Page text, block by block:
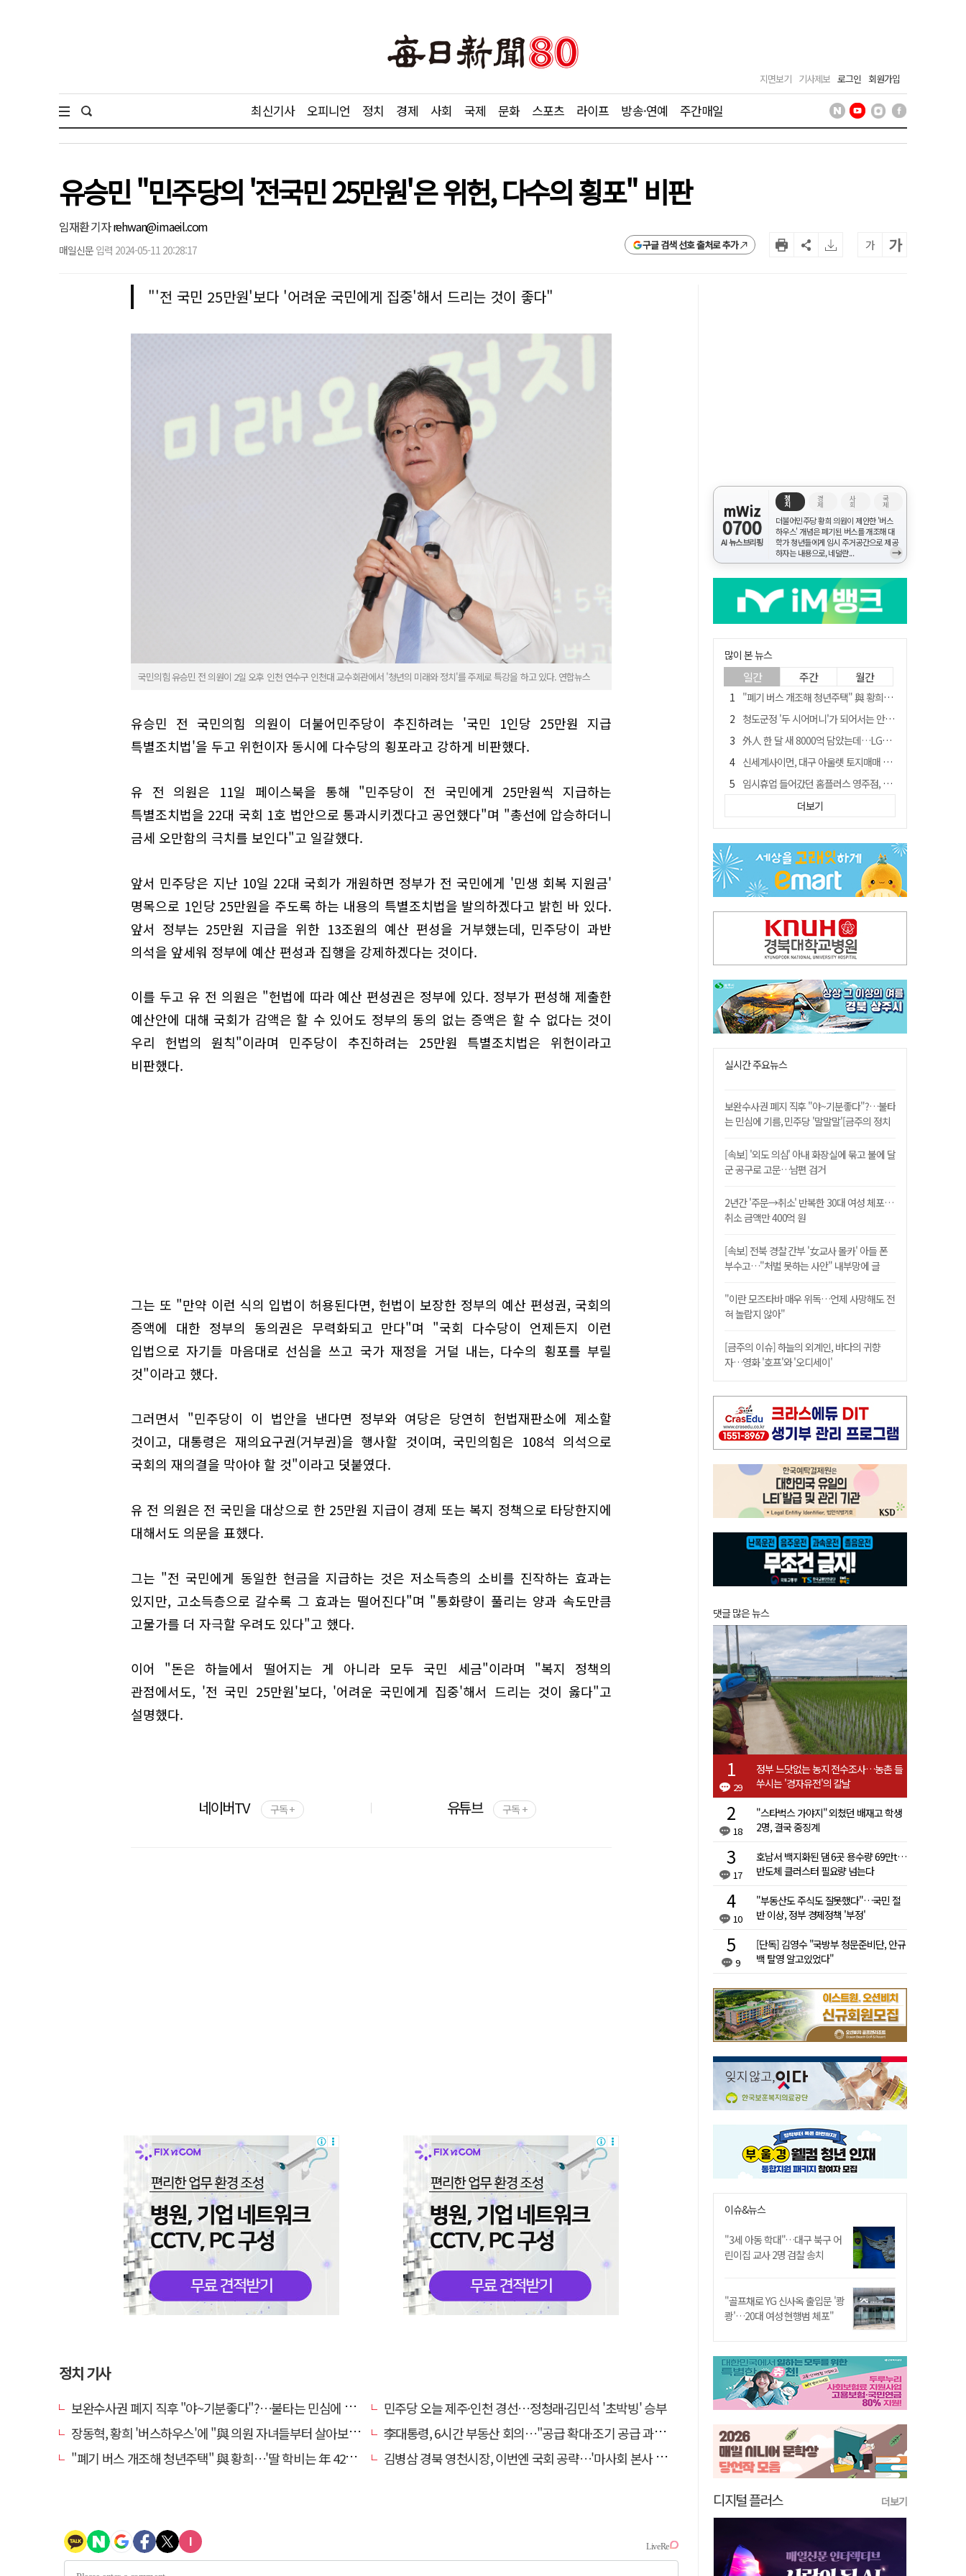
지면보기 기사제보 로그인 회원가입
최신기사 오피니언 정치 경제 사회 국제 문화 스포츠 라이프 방송·연예 주간매일
유승민 "민주당의 '전국민 25만원'은 위헌, 다수의 횡포" 비판
임재환 기자rehwan@imaeil.com
매일신문 입력 2024-05-11 20:28:17 구글 검색 선호 출처로 추가 가 가
"'전 국민 25만원'보다 '어려운 국민에게 집중'해서 드리는 것이 좋다"
국민의힘 유승민 전 의원이 2일 오후 인천 연수구 인천대 교수회관에서 '청년의 미래와 정치'를 주제로 특강을 하고 있다. 연합뉴스
유승민 전 국민의힘 의원이 더불어민주당이 추진하려는 '국민 1인당 25만원 지급
특별조치법'을 두고 위헌이자 동시에 다수당의 횡포라고 강하게 비판했다.
유 전 의원은 11일 페이스북을 통해 "민주당이 전 국민에게 25만원씩 지급하는
특별조치법을 22대 국회 1호 법안으로 통과시키겠다고 공언했다"며 "총선에 압승하더니
금세 오만함의 극치를 보인다"고 일갈했다.
앞서 민주당은 지난 10일 22대 국회가 개원하면 정부가 전 국민에게 '민생 회복 지원금'
명목으로 1인당 25만원을 주도록 하는 내용의 특별조치법을 발의하겠다고 밝힌 바 있다.
앞서 정부는 25만원 지급을 위한 13조원의 예산 편성을 거부했는데, 민주당이 과반
의석을 앞세워 정부에 예산 편성과 집행을 강제하겠다는 것이다.
이를 두고 유 전 의원은 "헌법에 따라 예산 편성권은 정부에 있다. 정부가 편성해 제출한
예산안에 대해 국회가 감액은 할 수 있어도 정부의 동의 없는 증액은 할 수 없다는 것이
우리 헌법의 원칙"이라며 민주당이 추진하려는 25만원 특별조치법은 위헌이라고
비판했다.
그는 또 "만약 이런 식의 입법이 허용된다면, 헌법이 보장한 정부의 예산 편성권, 국회의
증액에 대한 정부의 동의권은 무력화되고 만다"며 "국회 다수당이 언제든지 이런
입법으로 자기들 마음대로 선심을 쓰고 국가 재정을 거덜 내는, 다수의 횡포를 부릴
것"이라고 했다.
그러면서 "민주당이 이 법안을 낸다면 정부와 여당은 당연히 헌법재판소에 제소할
것이고, 대통령은 재의요구권(거부권)을 행사할 것이며, 국민의힘은 108석 의석으로
국회의 재의결을 막아야 할 것"이라고 덧붙였다.
유 전 의원은 전 국민을 대상으로 한 25만원 지급이 경제 또는 복지 정책으로 타당한지에
대해서도 의문을 표했다.
그는 "전 국민에게 동일한 현금을 지급하는 것은 저소득층의 소비를 진작하는 효과는
있지만, 고소득층으로 갈수록 그 효과는 떨어진다"며 "통화량이 풀리는 양과 속도만큼
고물가를 더 자극할 우려도 있다"고 했다.
이어 "돈은 하늘에서 떨어지는 게 아니라 모두 국민 세금"이라며 "복지 정책의
관점에서도, '전 국민 25만원'보다, '어려운 국민에게 집중'해서 드리는 것이 옳다"고
설명했다.
네이버TV 구독 + 유튜브 구독 +
정치 기사
보완수사권 폐지 직후 "야~기분좋다"?…불타는 민심에 기름, 민주당 '말말말'[금주의 정치舌전]
민주당 오늘 제주·인천 경선…정청래·김민석 '초박빙' 승부
장동혁, 황희 '버스하우스'에 "與 의원 자녀들부터 살아보면 어떨까?"
李대통령, 6시간 부동산 회의…"공급 확대·조기 공급 과감히 실천"
"폐기 버스 개조해 청년주택" 與 황희…'딸 학비는 年 4200만원'
김병삼 경북 영천시장, 이번엔 국회 공략…'마사회 본사 이전·광역교통망 확충' 요청
mWiz
0700
AI 뉴스브리핑
정
치
경
제
사
회
국
제
더불어민주당 황희 의원이 제안한 '버스
하우스' 개념은 폐기된 버스를 개조해 대
학가 청년들에게 임시 주거공간으로 제공
하자는 내용으로, 네덜란...
→
많이 본 뉴스
일간 주간 월간
"폐기 버스 개조해 청년주택" 與 황희…'딸 학비는 年 4200만원'
청도군정 '두 시어머니'가 되어서는 안된다
外人 한 달 새 8000억 담았는데…LG이노텍 목표주가는 왜 엇갈릴까
신세계사이먼, 대구 아울렛 토지매매 계약 체결… 사업 본궤도
임시휴업 들어갔던 홈플러스 영주점, 7일 영업 재개…지하 1층만 운영
SK하이닉스, 주당 375원 분기 배당 공시…"3분기 중 주주환원 방안 확정"
"상법개정해도 주주가 '봉'"…하이닉스 솔리다임 상장설에 술렁[개미와글와글]
전북 경찰 간부 '女교사 몰카' 아들 폰 부수고…"처벌 못하는 사안" 내부망에 글
노태악 출장에 부인 별도 일정 수행 직원도…보고서엔 '공식일정 참석'
더보기
실시간 주요뉴스
보완수사권 폐지 직후 "야~기분좋다"?…불타
는 민심에 기름, 민주당 '말말말'[금주의 정치
[속보] '외도 의심' 아내 화장실에 묶고 불에 달
군 공구로 고문…남편 검거
2년간 '주문→취소' 반복한 30대 여성 체포…
취소 금액만 400억 원
[속보] 전북 경찰 간부 '女교사 몰카' 아들 폰
부수고…"처벌 못하는 사안" 내부망에 글
"이란 모즈타바 매우 위독…언제 사망해도 전
혀 놀랍지 않아"
[금주의 이슈] 하늘의 외계인, 바다의 귀향
자…영화 '호프'와 '오디세이'
댓글 많은 뉴스
29
정부 느닷없는 농지 전수조사…농촌 들
쑤시는 '경자유전'의 칼날
18
"스타벅스 가야지" 외쳤던 배재고 학생
2명, 결국 중징계
17
호남서 백지화된 댐 6곳 용수량 69만t…
반도체 클러스터 필요량 넘는다
10
"부동산도 주식도 잘못했다"…국민 절
반 이상, 정부 경제정책 '부정'
9
[단독] 김영수 "국방부 청문준비단, 안규
백 탈영 알고있었다"
이슈&뉴스
"3세 아동 학대"…대구 북구 어
린이집 교사 2명 검찰 송치
"골프채로 YG 신사옥 출입문 '쾅
쾅'…20대 여성 현행범 체포"
디지털 플러스 더보기